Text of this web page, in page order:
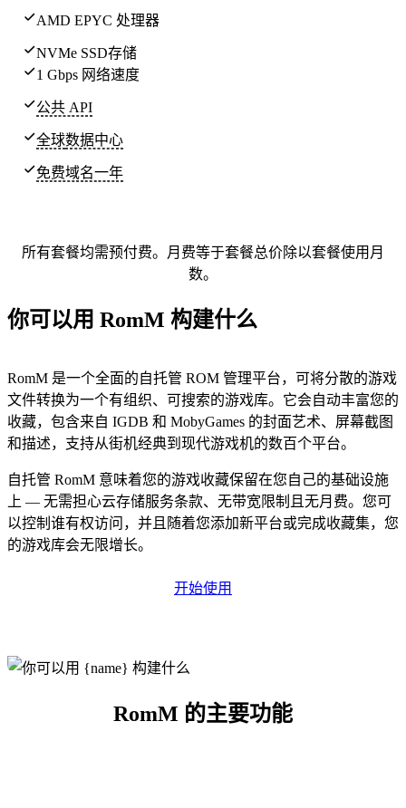
AMD EPYC 处理器
NVMe SSD存储
1 Gbps 网络速度
公共 API
全球数据中心
免费域名一年
所有套餐均需预付费。月费等于套餐总价除以套餐使用月
数。
你可以用 RomM 构建什么
RomM 是一个全面的自托管 ROM 管理平台，可将分散的游戏
文件转换为一个有组织、可搜索的游戏库。它会自动丰富您的
收藏，包含来自 IGDB 和 MobyGames 的封面艺术、屏幕截图
和描述，支持从街机经典到现代游戏机的数百个平台。
自托管 RomM 意味着您的游戏收藏保留在您自己的基础设施
上 — 无需担心云存储服务条款、无带宽限制且无月费。您可
以控制谁有权访问，并且随着您添加新平台或完成收藏集，您
的游戏库会无限增长。
开始使用
RomM 的主要功能